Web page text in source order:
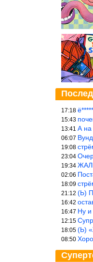
17:18
15:43 почему
13:41 А на
06:07
19:08
23:04
19:34
02:06
18:09
21:12 (Ь)
16:42
16:47 Ну и
12:15
18:05 (Ь)
08:50 Хорошая